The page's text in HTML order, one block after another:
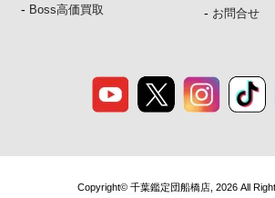
- Boss高価買取 - お問合せ
Copyright© 千葉鑑定団船橋店, 2026 All